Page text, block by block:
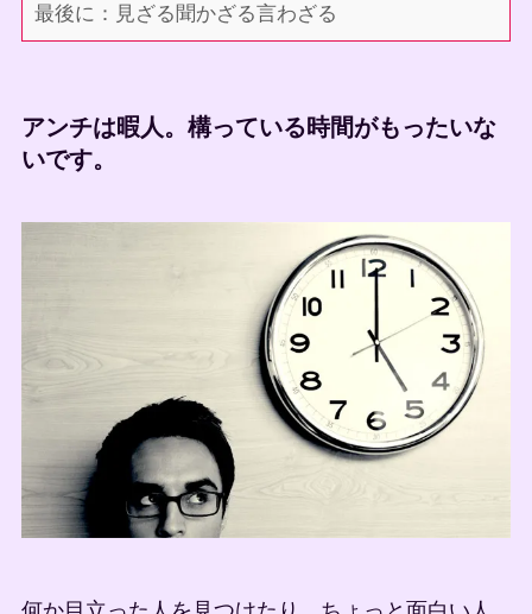
最後に：見ざる聞かざる言わざる
アンチは暇人。構っている時間がもったいな
いです。